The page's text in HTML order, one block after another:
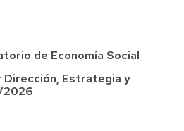
de Economía Social
Estrategia y
2026